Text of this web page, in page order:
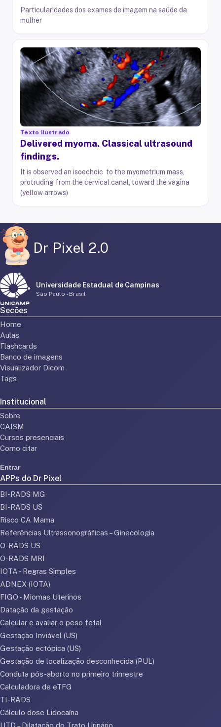
Particularidades dos exames de imagem na saúde da
mulher
Texto ilustrado
Delivered myoma. Classical ultrasound
findings.
It is observed an isoechoic to the myometrium mass,
protruding from the cervical canal, toward the vagina
(yellow arrows)
Dr Pixel 2.0
Universidade Estadual de Campinas
São Paulo - Brasil
Secões
Home
Aulas
Flashcards
Banco de imagens
Visualizador Dicom
Tags
Institucional
Sobre
CAISM
Cursos presenciais
Como citar
Entrar
APPs do Dr Pixel
BI-RADS MG
BI-RADS US
Risco CA Mama
Referências Ultrassonográficas – Ginecologia
O-RADS US
O-RADS MRI
IOTA - Regras Simples
ADNEX (IOTA)
FIGO - Miomas Uterinos
Datação da gestação
Calcular e avaliar o peso fetal
Gestação Inviável (US)
Gestação ectópica (US)
Gestação de localização desconhecida (PUL)
Conduta pós-aborto no primeiro trimestre
Calculadora de eTFG
TI-RADS
Cálculo dose Lidocaína
UTD – Dilatação do Trato Urinário